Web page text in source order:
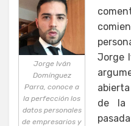
Jorge Iván
Domínguez
Parra, conoce a
la perfección los
datos personales
de empresarios y
Jorge
de la